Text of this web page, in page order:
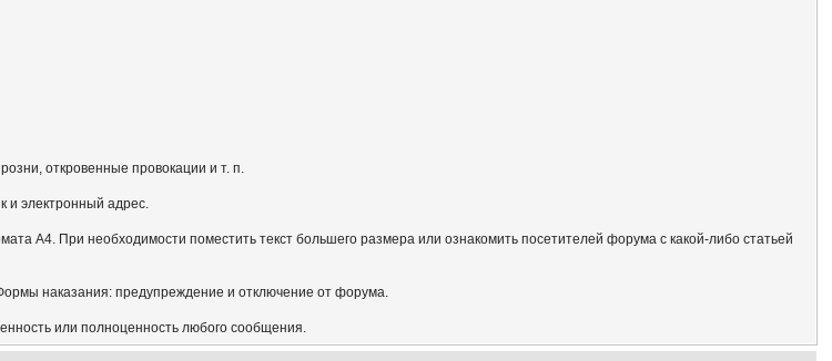
откровенные провокации и т. п.
и электронный адрес.
А4. При необходимости поместить текст большего размера или ознакомить посетителей форума с какой-либо статьей
наказания: предупреждение и отключение от форума.
или полноценность любого сообщения.